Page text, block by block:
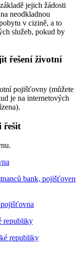
jejich žádosti
neodkladnou
v cizině, a to
služeb, pokud by
řešení životní
pojišťovny (můžete
je na internetových
řešit
bank, pojišťoven
republiky
republiky